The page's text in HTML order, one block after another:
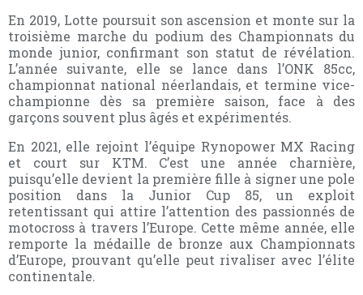
En 2019, Lotte poursuit son ascension et monte sur la
troisième marche du podium des Championnats du
monde junior, confirmant son statut de révélation.
L’année suivante, elle se lance dans l’ONK 85cc,
championnat national néerlandais, et termine vice-
championne dès sa première saison, face à des
garçons souvent plus âgés et expérimentés.
En 2021, elle rejoint l’équipe Rynopower MX Racing
et court sur KTM. C’est une année charnière,
puisqu’elle devient la première fille à signer une pole
position dans la Junior Cup 85, un exploit
retentissant qui attire l’attention des passionnés de
motocross à travers l’Europe. Cette même année, elle
remporte la médaille de bronze aux Championnats
d’Europe, prouvant qu’elle peut rivaliser avec l’élite
continentale.